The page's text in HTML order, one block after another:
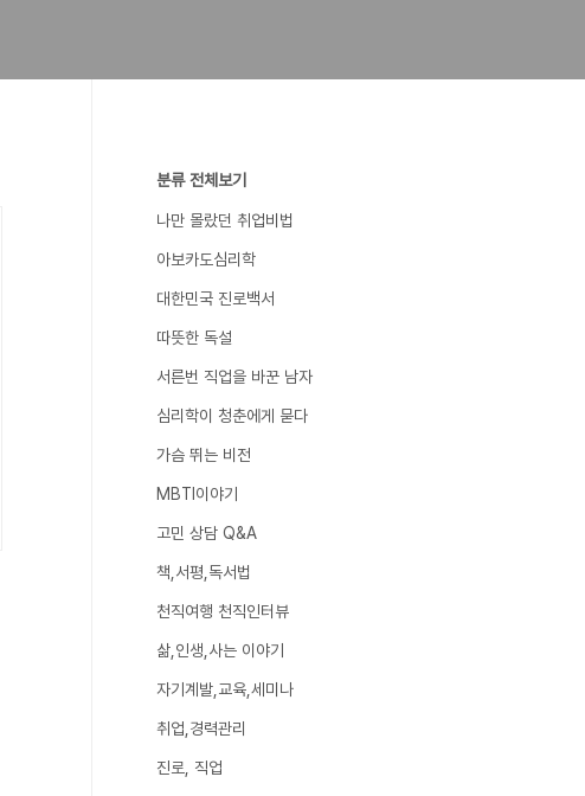
분류 전체보기
나만 몰랐던 취업비법
아보카도심리학
대한민국 진로백서
따뜻한 독설
서른번 직업을 바꾼 남자
심리학이 청춘에게 묻다
가슴 뛰는 비전
MBTI이야기
고민 상담 Q&A
책,서평,독서법
천직여행 천직인터뷰
삶,인생,사는 이야기
자기계발,교육,세미나
취업,경력관리
진로, 직업